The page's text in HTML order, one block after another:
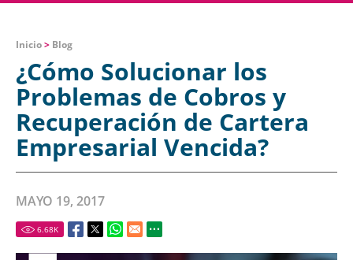
Inicio> Blog
¿Cómo Solucionar los
Problemas de Cobros y
Recuperación de Cartera
Empresarial Vencida?
MAYO 19, 2017
6.68K